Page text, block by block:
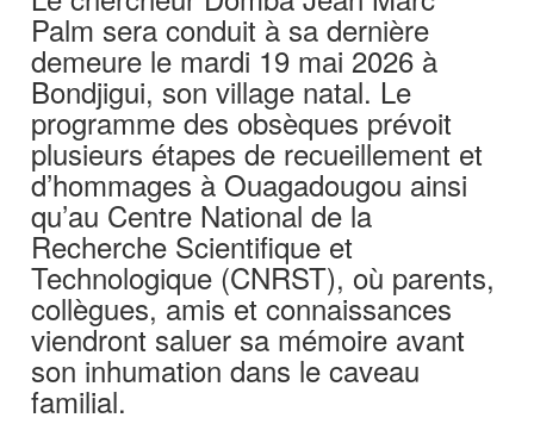
Palm sera conduit à sa dernière
demeure le mardi 19 mai 2026 à
Bondjigui, son village natal. Le
programme des obsèques prévoit
plusieurs étapes de recueillement et
d’hommages à Ouagadougou ainsi
qu’au Centre National de la
Recherche Scientifique et
Technologique (CNRST), où parents,
collègues, amis et connaissances
viendront saluer sa mémoire avant
son inhumation dans le caveau
familial.